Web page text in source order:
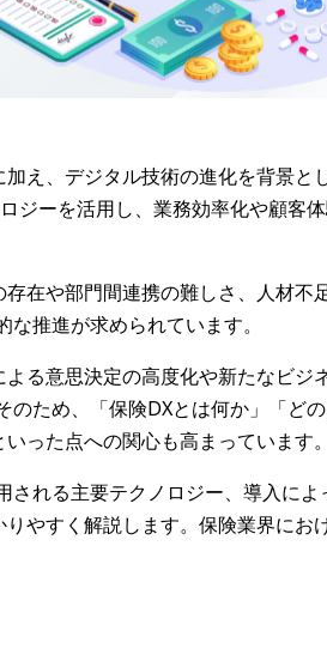
え、デジタル技術の進化を背景と
ジーを活用し、業務効率化や顧客
在や部門間連携の難しさ、人材不
推進が求められています。
る意思決定の高度化や新たなビジ
ため、「保険DXとは何か」「ど
った点への関心も高まっています。
れる主要テクノロジー、導入によ
やすく解説します。保険業界にお